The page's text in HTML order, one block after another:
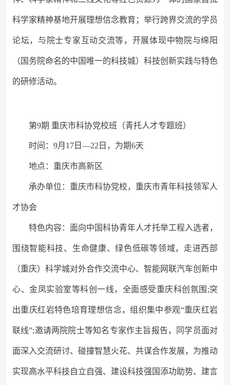
科学家精神基地开展理想信念教育；举行跨界交流的学员
论坛，与院士专家互动交流等，开展体现中物院与绵阳
（国务院命名的中国唯一的科技城）科技创新实践与特色
的研修活动。
第9期 重庆市科协党校班（青托人才专题班）
时间： 9月17日—22日，为期6天
地点：重庆市高新区
承办单位：重庆市科协党校，重庆市青年科技领军人
才协会
特色内容：面向中国科协青年人才托举工程入选者，
围绕智能科技、生命健康、绿色低碳等领域，走进西部
（重庆）科学城对外合作交流中心、智能网联汽车创新中
心、金凤实验室等科创一线，全面感受重庆科创氛围 ;突
出重庆红岩特色培育理想信念，组织集中参观“重庆红岩
联线”;邀请两院院士等知名专家作主旨报告，同学员面对
面深入交流研讨、碰撞智慧火花、共谋合作发展，为推动
实现高水平科技自立自强、建设科技强国添功助势、建言